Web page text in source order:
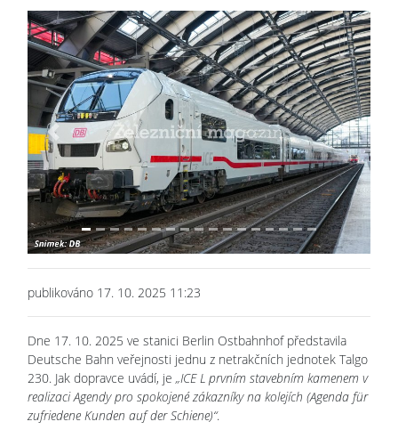
Previous Next
publikováno 17. 10. 2025 11:23
Dne 17. 10. 2025 ve stanici Berlin Ostbahnhof představila
Deutsche Bahn veřejnosti jednu z netrakčních jednotek Talgo
230. Jak dopravce uvádí, je „ICE L prvním stavebním kamenem v
realizaci Agendy pro spokojené zákazníky na kolejích (Agenda für
zufriedene Kunden auf der Schiene)“.